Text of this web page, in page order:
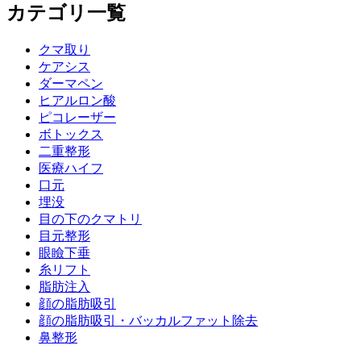
カテゴリ一覧
クマ取り
ケアシス
ダーマペン
ヒアルロン酸
ピコレーザー
ボトックス
二重整形
医療ハイフ
口元
埋没
目の下のクマトリ
目元整形
眼瞼下垂
糸リフト
脂肪注入
顔の脂肪吸引
顔の脂肪吸引・バッカルファット除去
鼻整形